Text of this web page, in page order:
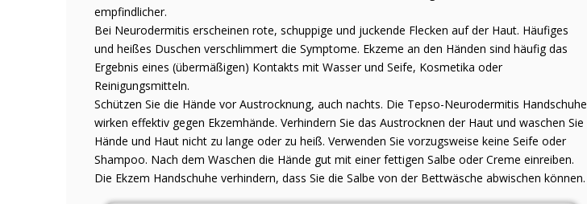
empfindlicher.
Bei Neurodermitis erscheinen rote, schuppige und juckende Flecken auf der Haut. Häufiges
und heißes Duschen verschlimmert die Symptome. Ekzeme an den Händen sind häufig das
Ergebnis eines (übermäßigen) Kontakts mit Wasser und Seife, Kosmetika oder
Reinigungsmitteln.
Schützen Sie die Hände vor Austrocknung, auch nachts. Die Tepso-Neurodermitis Handschuhe
wirken effektiv gegen Ekzemhände. Verhindern Sie das Austrocknen der Haut und waschen Sie
Hände und Haut nicht zu lange oder zu heiß. Verwenden Sie vorzugsweise keine Seife oder
Shampoo. Nach dem Waschen die Hände gut mit einer fettigen Salbe oder Creme einreiben.
Die Ekzem Handschuhe verhindern, dass Sie die Salbe von der Bettwäsche abwischen können.